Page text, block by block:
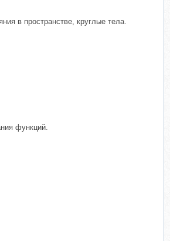
в пространстве, круглые тела.
функций.